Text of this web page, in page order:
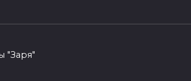
"Заря"